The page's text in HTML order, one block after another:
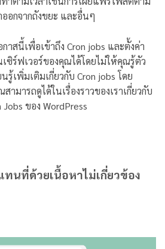
อกจากถังขยะ และอื่นๆ
าสนี้เพื่อเข้าถึง Cron jobs และตั้งค่า
ซิร์ฟเวอร์ของคุณได้โดยไม่ให้คุณรู้ตัว
รู้เพิ่มเติมเกี่ยวกับ Cron jobs โดย
ามารถดูได้ในเรื่องราวของเราเกี่ยวกับ
ของ WordPress
นที่ด้วยเนื้อหาไม่เกี่ยวข้อง